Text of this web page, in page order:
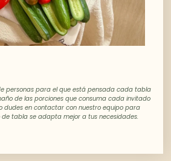
personas para el que está pensada cada tabla
de las porciones que consuma cada invitado
dudes en contactar con nuestro equipo para
tabla se adapta mejor a tus necesidades.